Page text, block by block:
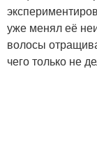
уже менял её
волосы
чего только не